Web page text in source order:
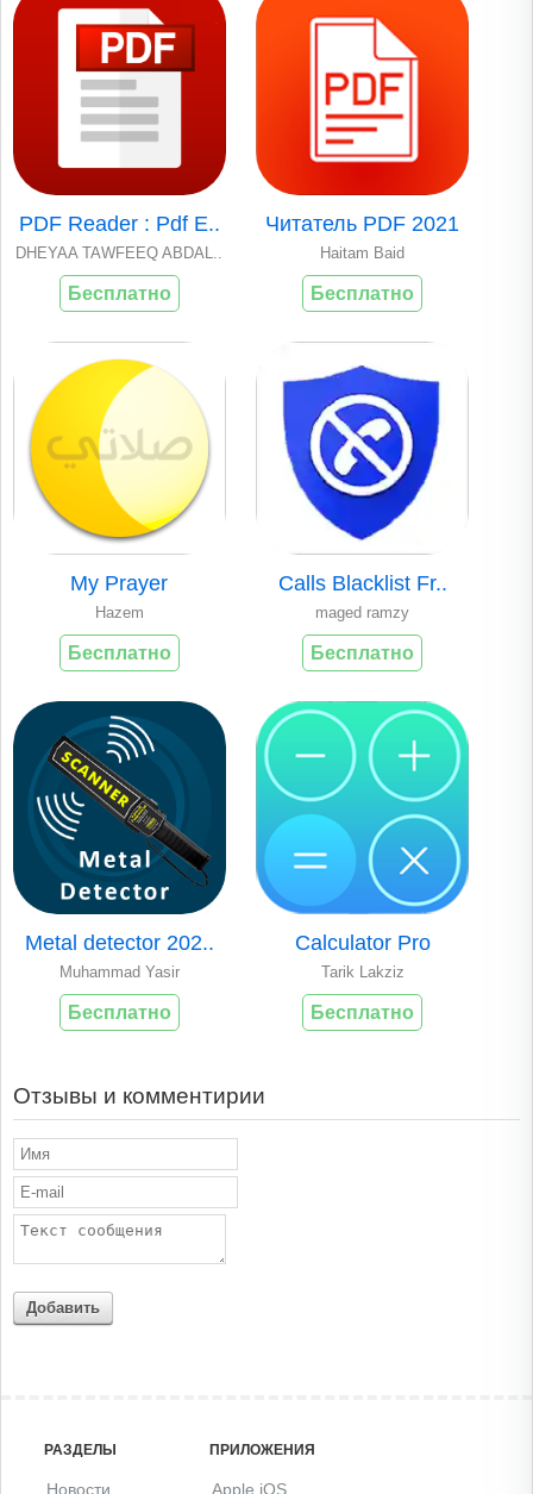
PDF Reader : Pdf E..
DHEYAA TAWFEEQ ABDAL..
Бесплатно
Читатель PDF 2021
Haitam Baid
Бесплатно
My Prayer
Hazem
Бесплатно
Calls Blacklist Fr..
maged ramzy
Бесплатно
Metal detector 202..
Muhammad Yasir
Бесплатно
Calculator Pro
Tarik Lakziz
Бесплатно
Отзывы и комментирии
Добавить
РАЗДЕЛЫ
Новости
ПРИЛОЖЕНИЯ
Apple iOS